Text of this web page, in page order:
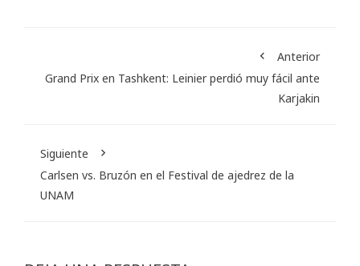
Anterior
Grand Prix en Tashkent: Leinier perdió muy fácil ante
Karjakin
Siguiente
Carlsen vs. Bruzón en el Festival de ajedrez de la
UNAM